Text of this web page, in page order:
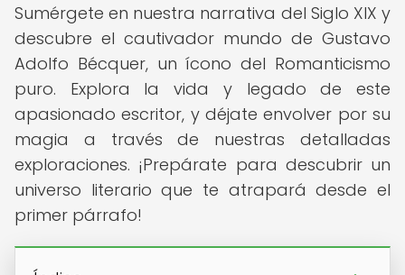
Sumérgete en nuestra narrativa del Siglo XIX y
descubre el cautivador mundo de Gustavo
Adolfo Bécquer, un ícono del Romanticismo
puro. Explora la vida y legado de este
apasionado escritor, y déjate envolver por su
magia a través de nuestras detalladas
exploraciones. ¡Prepárate para descubrir un
universo literario que te atrapará desde el
primer párrafo!